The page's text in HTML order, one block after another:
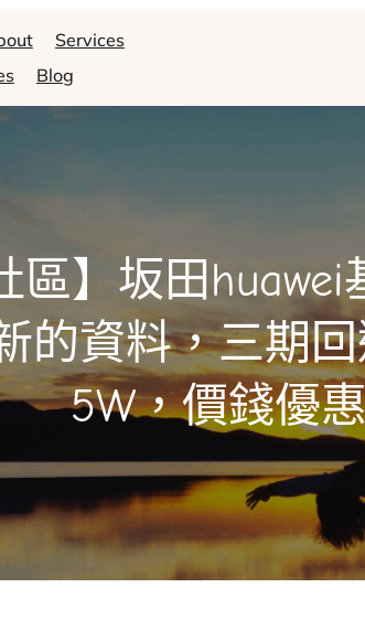
Services
Blog
區】坂田
的資料，三期
5W，價錢優